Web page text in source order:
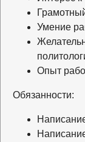
Умение
Опыт
Обязанности: